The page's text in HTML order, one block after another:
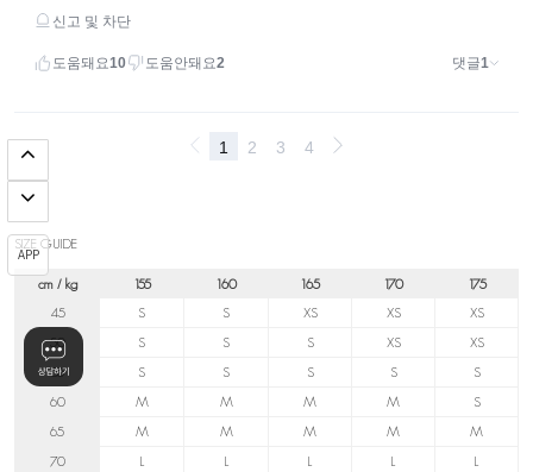
APP
SIZE GUIDE
cm / kg 155 160 165 170
175
45
S S XS XS
XS
50
S S S XS
XS
55
S S S S
S
60
M M M M
S
65
M M M M
M
70
L L L L L